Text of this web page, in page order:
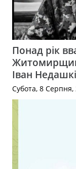
Понад рік
Іван
Субота, 8 Серпня,